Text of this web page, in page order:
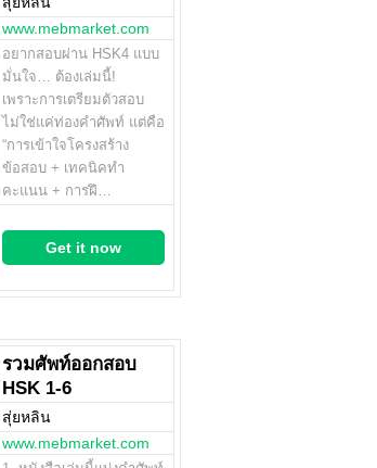
www.mebmarket.com
อยากสอบผ่าน HSK4 แบบ
มั่นใจ… ต้องเล่มนี้!
เพราะการเตรียมตัวสอบ
ไม่ใช่แค่ท่องคำศัพท์ แต่คือ
“การเข้าใจโครงสร้าง
ข้อสอบ + เทคนิคทำ
คะแนน + การฝึ…
Get it now
รวมศัพท์ออกสอบ
HSK 1-6
สุ่ยหลิน
www.mebmarket.com